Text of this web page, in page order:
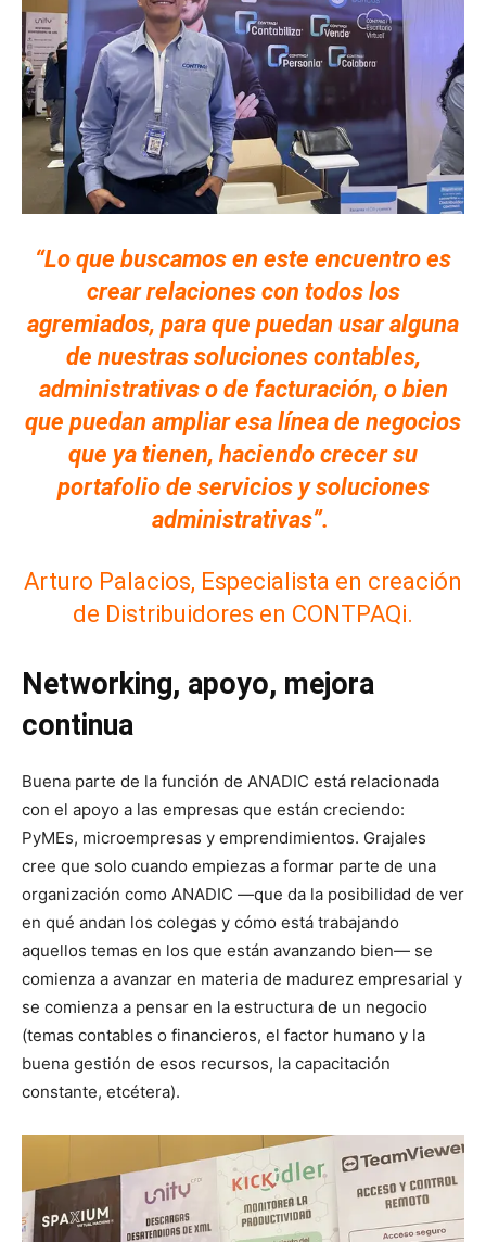
“Lo que buscamos en este encuentro es
crear relaciones con todos los
agremiados, para que puedan usar alguna
de nuestras soluciones contables,
administrativas o de facturación, o bien
que puedan ampliar esa línea de negocios
que ya tienen, haciendo crecer su
portafolio de servicios y soluciones
administrativas”.
Arturo Palacios, Especialista en creación
de Distribuidores en CONTPAQi.
Networking, apoyo, mejora
continua
Buena parte de la función de ANADIC está relacionada
con el apoyo a las empresas que están creciendo:
PyMEs, microempresas y emprendimientos. Grajales
cree que solo cuando empiezas a formar parte de una
organización como ANADIC —que da la posibilidad de ver
en qué andan los colegas y cómo está trabajando
aquellos temas en los que están avanzando bien— se
comienza a avanzar en materia de madurez empresarial y
se comienza a pensar en la estructura de un negocio
(temas contables o financieros, el factor humano y la
buena gestión de esos recursos, la capacitación
constante, etcétera).